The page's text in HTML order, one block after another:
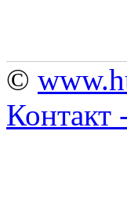
©
Контакт